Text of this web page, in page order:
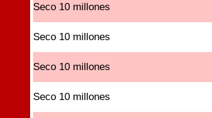
Seco 10 millones
Seco 10 millones
Seco 10 millones
Seco 10 millones